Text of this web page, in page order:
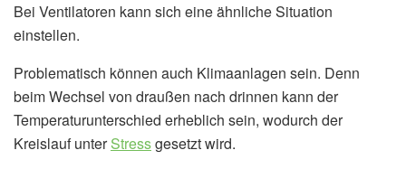
Bei Ventilatoren kann sich eine ähnliche Situation
einstellen.
Problematisch können auch Klimaanlagen sein. Denn
beim Wechsel von draußen nach drinnen kann der
Temperaturunterschied erheblich sein, wodurch der
Kreislauf unterStressgesetzt wird.